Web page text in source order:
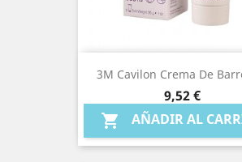
3M Cavilon Crema De
Precio
9,52 €
 AÑADIR AL